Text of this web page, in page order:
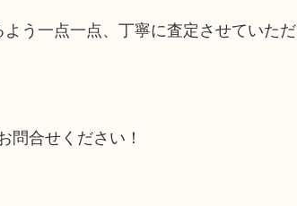
う一点一点、丁寧に査定させていただ
合せください！